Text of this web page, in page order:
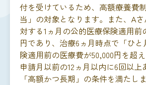
付を受けているため、高額療養費
当」の対象となります。また、Aさ
対する1ヵ月の公的医療保険適用前
円であり、治療6ヵ月時点で「ひ
険適用前の医療費が50,000円を超
申請月以前の12ヵ月以内に6回以上
「高額かつ長期」の条件を満たしま